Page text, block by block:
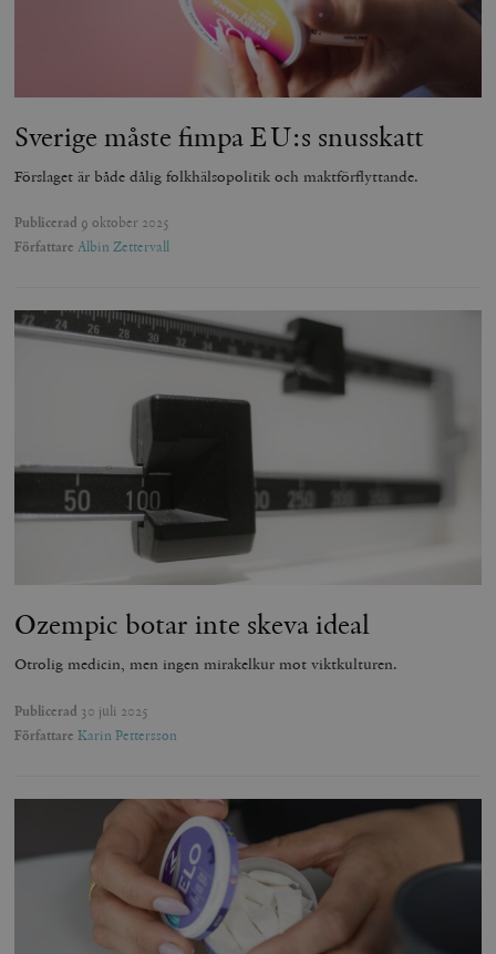
Sverige måste fimpa EU:s snusskatt
Förslaget är både dålig folkhälsopolitik och maktförflyttande.
Publicerad 9 oktober 2025
Författare Albin Zettervall
Ozempic botar inte skeva ideal
Otrolig medicin, men ingen mirakelkur mot viktkulturen.
Publicerad 30 juli 2025
Författare Karin Pettersson